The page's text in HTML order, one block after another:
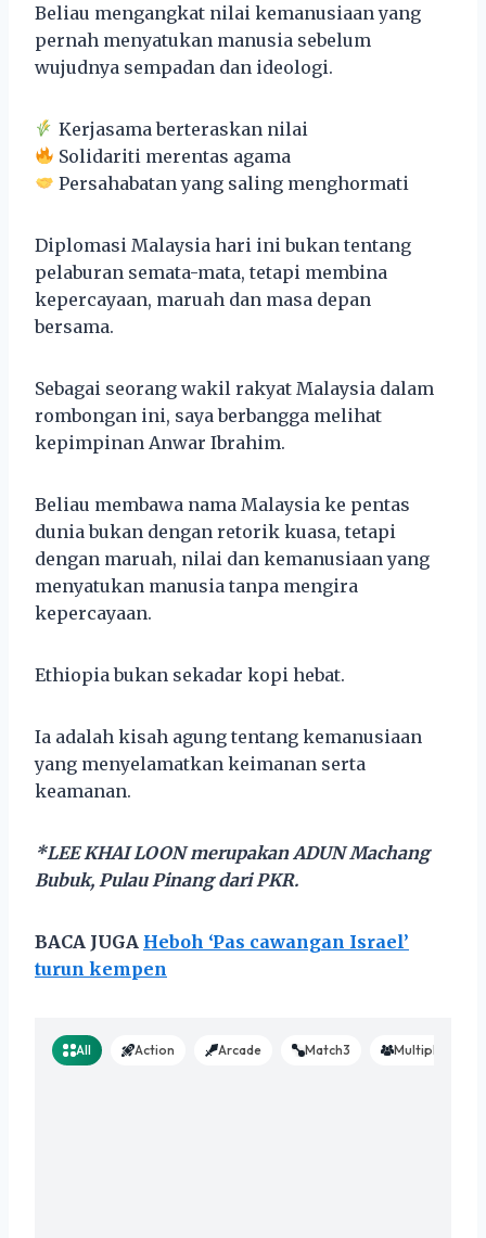
Beliau mengangkat nilai kemanusiaan yang
pernah menyatukan manusia sebelum
wujudnya sempadan dan ideologi.
Kerjasama berteraskan nilai
Solidariti merentas agama
Persahabatan yang saling menghormati
Diplomasi Malaysia hari ini bukan tentang
pelaburan semata-mata, tetapi membina
kepercayaan, maruah dan masa depan
bersama.
Sebagai seorang wakil rakyat Malaysia dalam
rombongan ini, saya berbangga melihat
kepimpinan Anwar Ibrahim.
Beliau membawa nama Malaysia ke pentas
dunia bukan dengan retorik kuasa, tetapi
dengan maruah, nilai dan kemanusiaan yang
menyatukan manusia tanpa mengira
kepercayaan.
Ethiopia bukan sekadar kopi hebat.
Ia adalah kisah agung tentang kemanusiaan
yang menyelamatkan keimanan serta
keamanan.
*LEE KHAI LOON merupakan ADUN Machang
Bubuk, Pulau Pinang dari PKR.
BACA JUGA Heboh ‘Pas cawangan Israel’
turun kempen